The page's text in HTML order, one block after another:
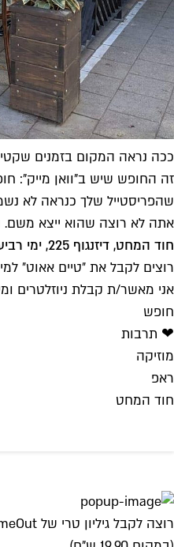
ככה נראה המקום בזמנים
זה החופש שיש ב"וואן מייק":
שהפריסטייל שלך כנראה לא
אתה לא רוצה שהוא ייצא משם.
חוד המחט, דיזנגוף 225, ימי רביעי
רוצים לקבל את ״טיים אאוט״
אני מאשר/ת קבלת ניוזלטרים
חופש
❤ תרבות
מוזיקה
ראפ
חוד המחט
רוצה לקבל גיליון טרי של TimeOut עד הבית ב-9.90 ש"ח בלבד?